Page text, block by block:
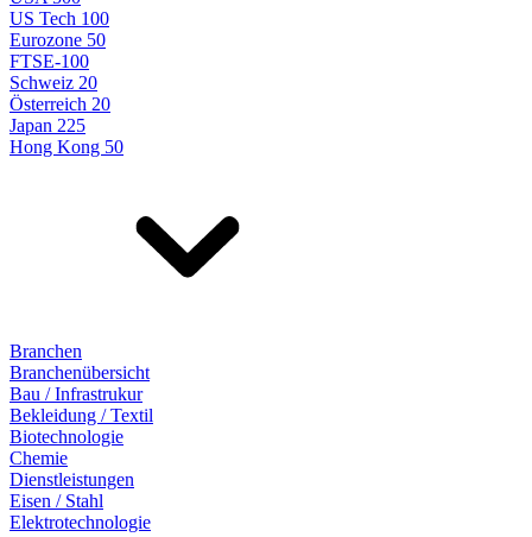
US Tech 100
Eurozone 50
FTSE-100
Schweiz 20
Österreich 20
Japan 225
Hong Kong 50
Branchen
Branchenübersicht
Bau / Infrastrukur
Bekleidung / Textil
Biotechnologie
Chemie
Dienstleistungen
Eisen / Stahl
Elektrotechnologie